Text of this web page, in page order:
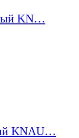
KN…
KNAU…